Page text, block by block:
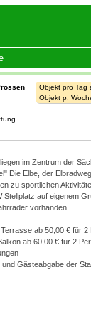
Objekt pro Tag
Objekt p.
im Zentrum der
Die Elbe, der
zu sportlichen
auf eigenem
vorhanden.
ab 50,00 € für 2
ab 60,00 € für 2
Gästeabgabe der